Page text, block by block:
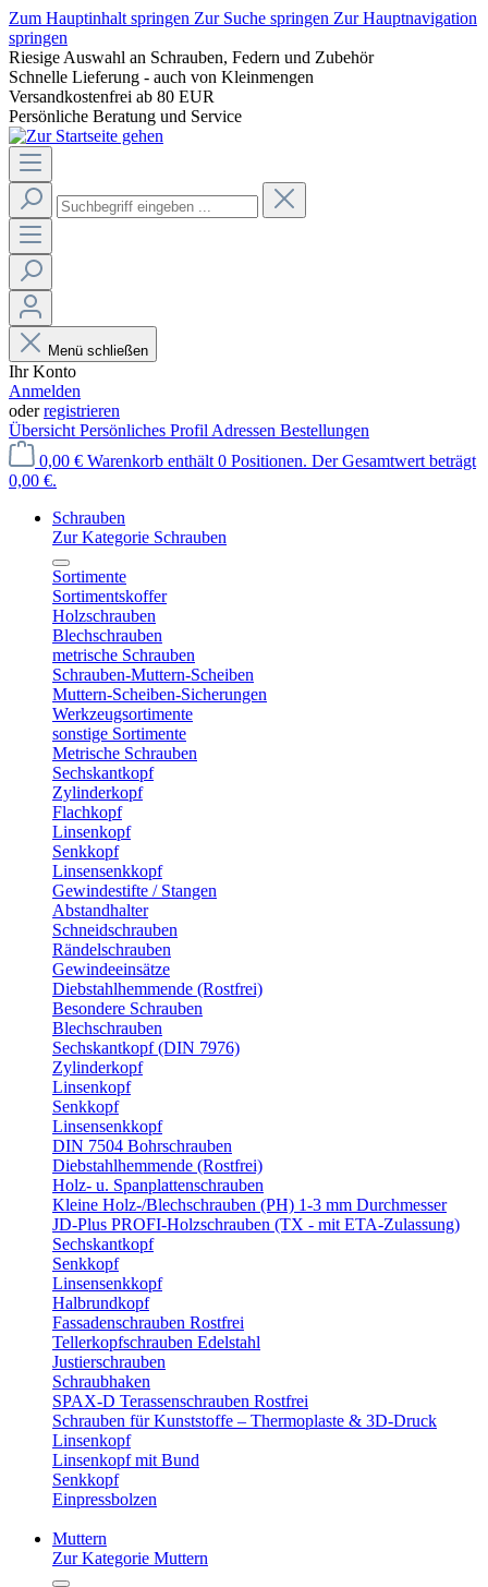
Zum Hauptinhalt springen Zur Suche springen Zur Hauptnavigation
springen
Riesige Auswahl an Schrauben, Federn und Zubehör
Schnelle Lieferung - auch von Kleinmengen
Versandkostenfrei ab 80 EUR
Persönliche Beratung und Service
Menü schließen
Ihr Konto
Anmelden
oderregistrieren
Übersicht Persönliches Profil Adressen Bestellungen
0,00 € Warenkorb enthält 0 Positionen. Der Gesamtwert beträgt
0,00 €.
Schrauben
Zur Kategorie Schrauben
Sortimente
Sortimentskoffer
Holzschrauben
Blechschrauben
metrische Schrauben
Schrauben-Muttern-Scheiben
Muttern-Scheiben-Sicherungen
Werkzeugsortimente
sonstige Sortimente
Metrische Schrauben
Sechskantkopf
Zylinderkopf
Flachkopf
Linsenkopf
Senkkopf
Linsensenkkopf
Gewindestifte / Stangen
Abstandhalter
Schneidschrauben
Rändelschrauben
Gewindeeinsätze
Diebstahlhemmende (Rostfrei)
Besondere Schrauben
Blechschrauben
Sechskantkopf (DIN 7976)
Zylinderkopf
Linsenkopf
Senkkopf
Linsensenkkopf
DIN 7504 Bohrschrauben
Diebstahlhemmende (Rostfrei)
Holz- u. Spanplattenschrauben
Kleine Holz-/Blechschrauben (PH) 1-3 mm Durchmesser
JD-Plus PROFI-Holzschrauben (TX - mit ETA-Zulassung)
Sechskantkopf
Senkkopf
Linsensenkkopf
Halbrundkopf
Fassadenschrauben Rostfrei
Tellerkopfschrauben Edelstahl
Justierschrauben
Schraubhaken
SPAX-D Terassenschrauben Rostfrei
Schrauben für Kunststoffe – Thermoplaste & 3D-Druck
Linsenkopf
Linsenkopf mit Bund
Senkkopf
Einpressbolzen
Muttern
Zur Kategorie Muttern